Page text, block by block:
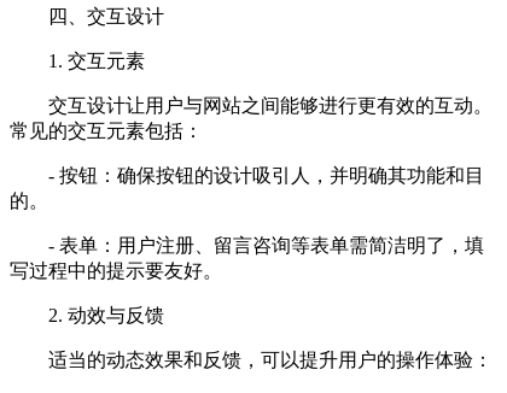
四、交互设计
1. 交互元素
交互设计让用户与网站之间能够进行更有效的互动。
常见的交互元素包括：
- 按钮：确保按钮的设计吸引人，并明确其功能和目
的。
- 表单：用户注册、留言咨询等表单需简洁明了，填
写过程中的提示要友好。
2. 动效与反馈
适当的动态效果和反馈，可以提升用户的操作体验：